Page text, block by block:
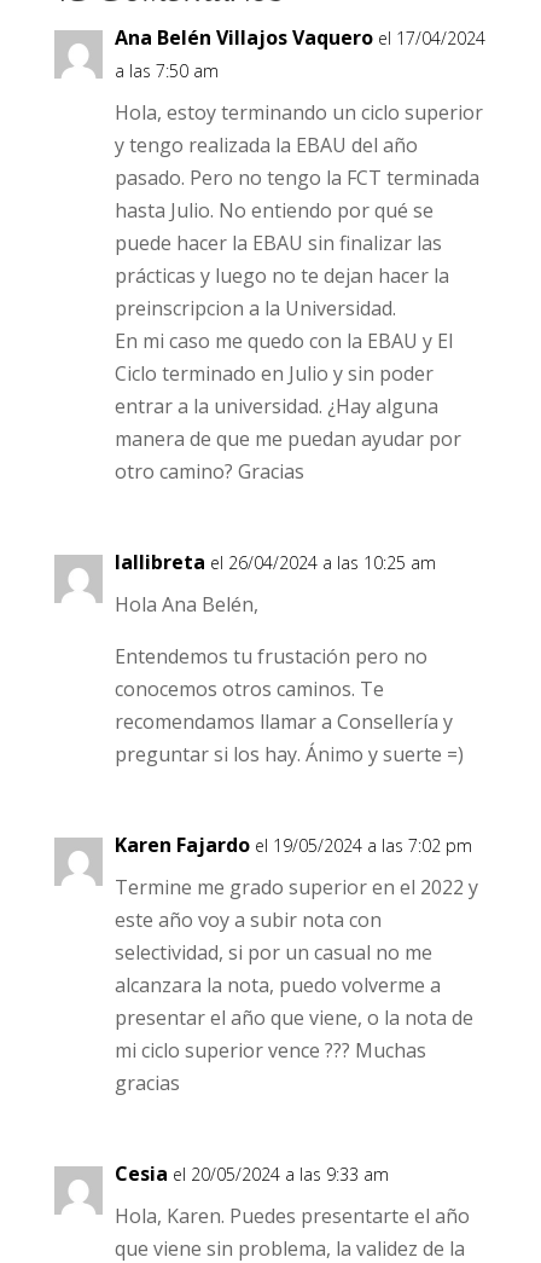
o
k
n p ti
Ana Belén Villajos Vaquero el 17/04/2024
a las 7:50 am
Hola, estoy terminando un ciclo superior
y tengo realizada la EBAU del año
pasado. Pero no tengo la FCT terminada
hasta Julio. No entiendo por qué se
puede hacer la EBAU sin finalizar las
prácticas y luego no te dejan hacer la
preinscripcion a la Universidad.
En mi caso me quedo con la EBAU y El
Ciclo terminado en Julio y sin poder
entrar a la universidad. ¿Hay alguna
manera de que me puedan ayudar por
otro camino? Gracias
lallibreta el 26/04/2024 a las 10:25 am
Hola Ana Belén,
Entendemos tu frustación pero no
conocemos otros caminos. Te
recomendamos llamar a Consellería y
preguntar si los hay. Ánimo y suerte =)
Karen Fajardo el 19/05/2024 a las 7:02 pm
Termine me grado superior en el 2022 y
este año voy a subir nota con
selectividad, si por un casual no me
alcanzara la nota, puedo volverme a
presentar el año que viene, o la nota de
mi ciclo superior vence ??? Muchas
gracias
Cesia el 20/05/2024 a las 9:33 am
Hola, Karen. Puedes presentarte el año
que viene sin problema, la validez de la